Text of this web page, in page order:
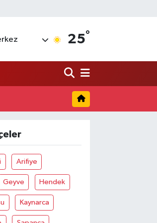
25°
Arifiye
Geyve Hendek
Kaynarca